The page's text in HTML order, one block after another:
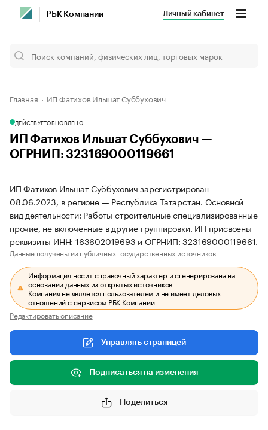
РБК Компании Личный кабинет
Главная ИП Фатихов Ильшат Суббухович
ДЕЙСТВУЕТОБНОВЛЕНО
ИП Фатихов Ильшат Суббухович —
ОГРНИП: 323169000119661
ИП Фатихов Ильшат Суббухович зарегистрирован
08.06.2023, в регионе — Республика Татарстан. Основной
вид деятельности: Работы строительные специализированные
прочие, не включенные в другие группировки. ИП присвоены
реквизиты ИНН: 163602019693 и ОГРНИП: 323169000119661.
Данные получены из публичных государственных источников.
Информация носит справочный характер и сгенерирована на
основании данных из открытых источников.
Компания не является пользователем и не имеет деловых
отношений с сервисом РБК Компании.
Редактировать описание
Управлять страницей
Подписаться на изменения
Поделиться